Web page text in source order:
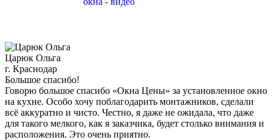
Царюк Ольга
г. Краснодар
Большое спасибо!
Говорю большое спасибо «Окна Цены» за установленное окно
на кухне. Особо хочу поблагодарить монтажников, сделали
всё аккуратно и чисто. Честно, я даже не ожидала, что даже
для такого мелкого, как я заказчика, будет столько внимания и
расположения. Это очень приятно.